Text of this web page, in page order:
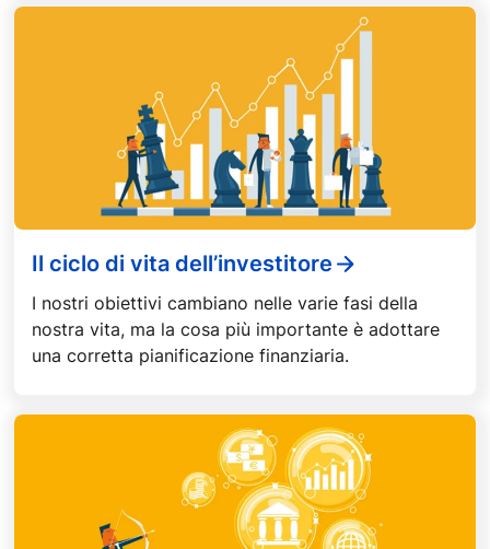
Il ciclo di vita dell’investitore
I nostri obiettivi cambiano nelle varie fasi della
nostra vita, ma la cosa più importante è adottare
una corretta pianificazione finanziaria.